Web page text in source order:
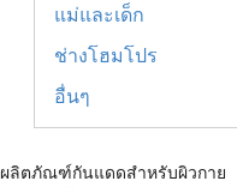
แม่และเด็ก
ช่างโฮมโปร
อื่นๆ
ผลิตภัณฑ์กันแดดสำหรับผิวกาย